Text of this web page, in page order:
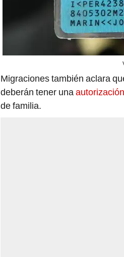
Migraciones también aclara
deberán tener una
de familia.